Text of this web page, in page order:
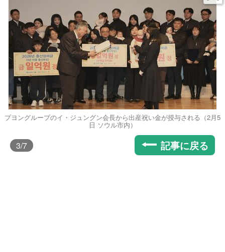
プヨングループのイ・ジュングン会長から出産祝い金が授与される（2月5
日 ソウル市内）
3/7 記事に戻る